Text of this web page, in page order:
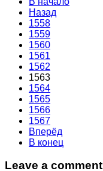
Назад
1558
1559
1560
1561
1562
1563
1564
1565
1566
1567
Вперёд
В конец
Leave a comment